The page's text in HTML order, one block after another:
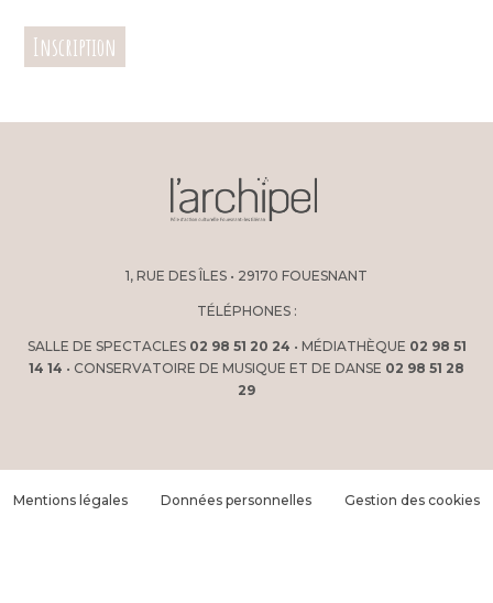
Inscription
1, RUE DES ÎLES • 29170 FOUESNANT
TÉLÉPHONES :
SALLE DE SPECTACLES 02 98 51 20 24 • MÉDIATHÈQUE 02 98 51
14 14 • CONSERVATOIRE DE MUSIQUE ET DE DANSE 02 98 51 28
29
Mentions légales Données personnelles Gestion des cookies